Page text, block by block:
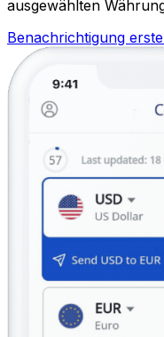
ausgewählten
Benachrichtigung